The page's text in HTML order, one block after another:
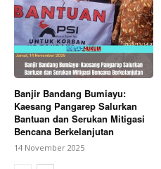
Banjir Bandang Bumiayu:
Kaesang Pangarep Salurkan
Bantuan dan Serukan Mitigasi
Bencana Berkelanjutan
14 November 2025